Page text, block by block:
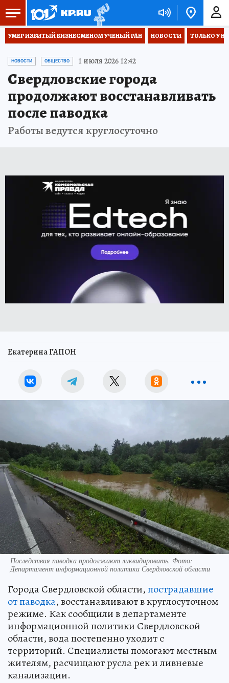
УМЕР ИЗБИТЫЙ БИЗНЕСМЕНОМ УЧЕНЫЙ РАН НОВОСТИ ТОЛЬКО У
НОВОСТИ ОБЩЕСТВО 1 июля 2026 12:42
Свердловские города
продолжают восстанавливать
после паводка
Работы ведутся круглосуточно
Екатерина ГАПОН
Последствия паводка продолжают ликвидировать. Фото:
Департамент информационной политики Свердловской области
Города Свердловской области,пострадавшие
от паводка, восстанавливают в круглосуточном
режиме. Как сообщили в департаменте
информационной политики Свердловской
области, вода постепенно уходит с
территорий. Специалисты помогают местным
жителям, расчищают русла рек и ливневые
канализации.